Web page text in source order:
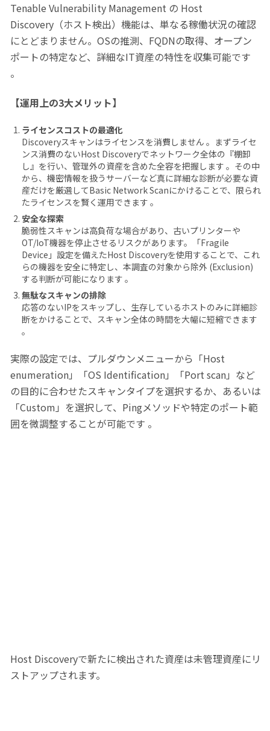
Tenable Vulnerability Management の Host
Discovery（ホスト検出）機能は、単なる稼働状況の確認
にとどまりません。OSの推測、FQDNの取得、オープン
ポートの特定など、詳細なIT資産の特性を収集可能です
。
【運用上の3大メリット】
ライセンスコストの最適化
Discoveryスキャンはライセンスを消費しません 。まずライセ
ンス消費のないHost Discoveryでネットワーク全体の『棚卸
し』を行い、管理外の資産を含めた全容を把握します 。その中
から、機密情報を扱うサーバーなど真に詳細な診断が必要な資
産だけを厳選してBasic Network Scanにかけることで、限られ
たライセンスを賢く運用できます 。
安全な探索
脆弱性スキャンは高負荷な場合があり、古いプリンターや
OT/IoT機器を停止させるリスクがあります。「Fragile
Device」設定を備えたHost Discoveryを使用することで、これ
らの機器を安全に特定し、本調査の対象から除外 (Exclusion)
する判断が可能になります 。
無駄なスキャンの排除
応答のないIPをスキップし、生存しているホストのみに詳細診
断をかけることで、スキャン全体の時間を大幅に短縮できます
。
実際の設定では、プルダウンメニューから「Host
enumeration」「OS Identification」「Port scan」など
の目的に合わせたスキャンタイプを選択するか、あるいは
「Custom」を選択して、Pingメソッドや特定のポート範
囲を微調整することが可能です 。
Host Discoveryで新たに検出された資産は未管理資産にリ
ストアップされます。